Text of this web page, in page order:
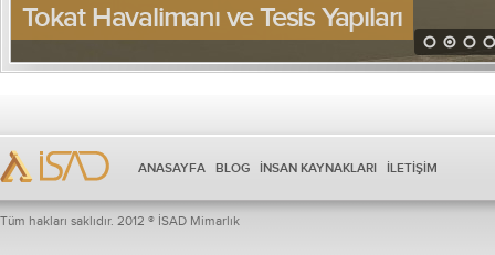
Tokat Havalimanı ve Tesis Yapıları
ANASAYFA BLOG İNSAN KAYNAKLARI İLETİŞİM
Tüm hakları saklıdır. 2012 ® İSAD Mimarlık